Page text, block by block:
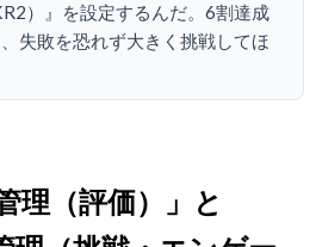
）』を設定するんだ。6割達成
失敗を恐れず大きく挑戦してほ
理（評価）」と